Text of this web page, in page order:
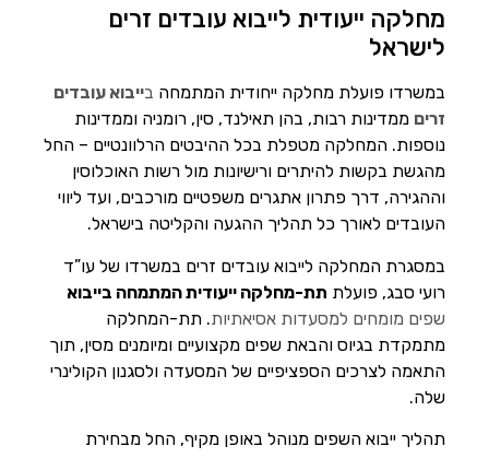
מחלקה ייעודית לייבוא עובדים זרים
לישראל
במשרדו פועלת מחלקה ייחודית המתמחה בייבוא עובדים
זרים ממדינות רבות, בהן תאילנד, סין, רומניה וממדינות
נוספות. המחלקה מטפלת בכל ההיבטים הרלוונטיים – החל
מהגשת בקשות להיתרים ורישיונות מול רשות האוכלוסין
וההגירה, דרך פתרון אתגרים משפטיים מורכבים, ועד ליווי
העובדים לאורך כל תהליך ההגעה והקליטה בישראל.
במסגרת המחלקה לייבוא עובדים זרים במשרדו של עו”ד
רועי סבג, פועלת תת-מחלקה ייעודית המתמחה בייבוא
שפים מומחים למסעדות אסיאתיות. תת-המחלקה
מתמקדת בגיוס והבאת שפים מקצועיים ומיומנים מסין, תוך
התאמה לצרכים הספציפיים של המסעדה ולסגנון הקולינרי
שלה.
תהליך ייבוא השפים מנוהל באופן מקיף, החל מבחירת